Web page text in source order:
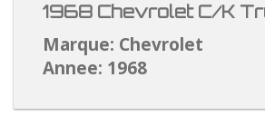
1968 Chevrolet C/K
Marque: Chevrolet
Annee: 1968